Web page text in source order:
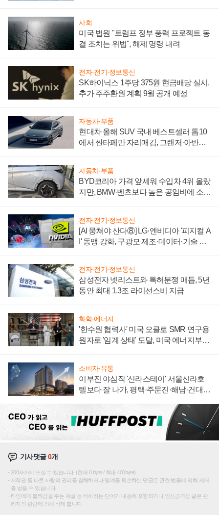
사회
미국 법원 "트럼프 정부 풍력 프로젝트 동
결 조치는 위법", 해제 명령 내려
전자·전기·정보통신
SK하이닉스 1주당 375원 현금배당 실시,
추가 주주환원 계획 9월 공개 예정
자동차·부품
현대차 올해 SUV 국내 베스트셀러 톱10
에서 싼타페만 자리매김, 그랜저·아반떼
자동차·부품
BYD코리아 가격 앞세워 수입차 4위 올랐
지만, BMW·벤츠보다 높은 공임비에 소비
전자·전기·정보통신
[AI 뭉쳐야 산다⑧] LG·엔비디아 '피지컬 A
I' 동맹 강화, 구광모 제조·데이터·기술 결
전자·전기·정보통신
삼성전자 넷리스트와 특허분쟁 매듭, 5년
동안 최대 1.3조 라이선스비 지급
화학·에너지
'한수원 협력사' 미국 오클로 SMR 연구용
원자로 '임계 상태' 도달, 미국 에너지부
소비자·유통
이부진 야심작 '신라스테이' 서울신라호
텔보다 잘 나가, 평택·주문진·해남·건대로
기사댓글0개
200자까지 쓰실 수 있습니다. (현재 0 byte / 최대 400byte)
저작권 등 다른 사람의 권리를 침해하거나 명예를 훼손하는 댓글은 관련 법률에 의해 제재
를 받을 수 있습니다.
타인에게 불쾌감을 주는 욕설 등 비하하는 단어가 내용에 포함되거나 인신공격성 글은 관
리자의 판단에 의해 삭제 합니다.